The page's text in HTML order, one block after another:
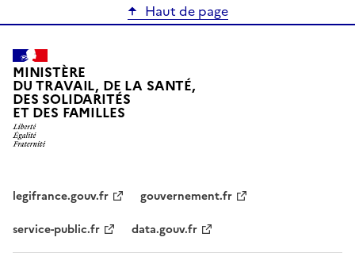
Haut de page
MINISTÈRE
DU TRAVAIL, DE LA SANTÉ,
DES SOLIDARITÉS
ET DES FAMILLES
legifrance.gouv.fr
gouvernement.fr
service-public.fr
data.gouv.fr